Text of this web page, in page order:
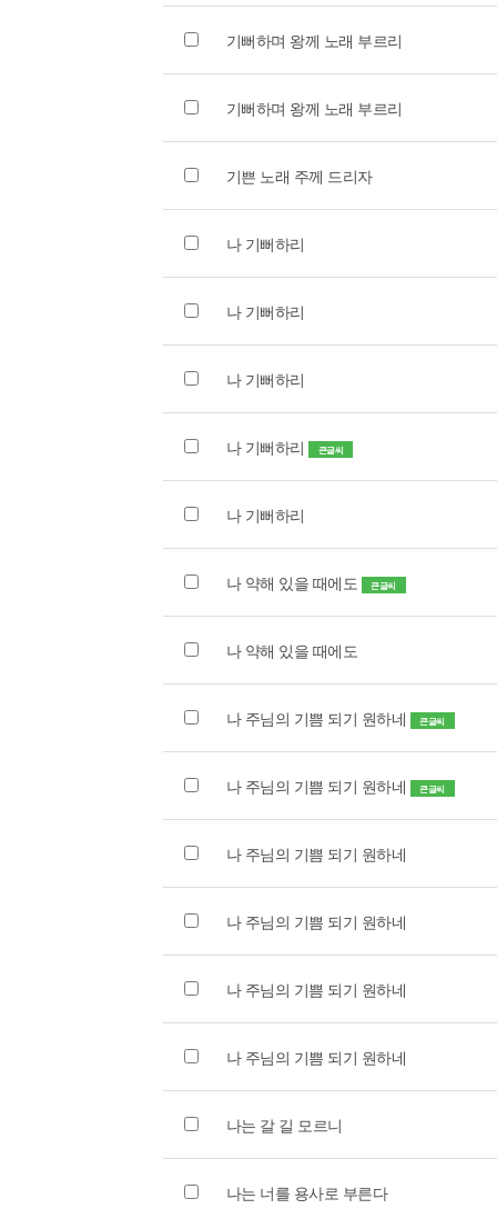
기뻐하며 왕께 노래 부르리
기뻐하며 왕께 노래 부르리
기쁜 노래 주께 드리자
나 기뻐하리
나 기뻐하리
나 기뻐하리
나 기뻐하리 큰글씨
나 기뻐하리
나 약해 있을 때에도 큰글씨
나 약해 있을 때에도
나 주님의 기쁨 되기 원하네 큰글씨
나 주님의 기쁨 되기 원하네 큰글씨
나 주님의 기쁨 되기 원하네
나 주님의 기쁨 되기 원하네
나 주님의 기쁨 되기 원하네
나 주님의 기쁨 되기 원하네
나는 갈 길 모르니
나는 너를 용사로 부른다